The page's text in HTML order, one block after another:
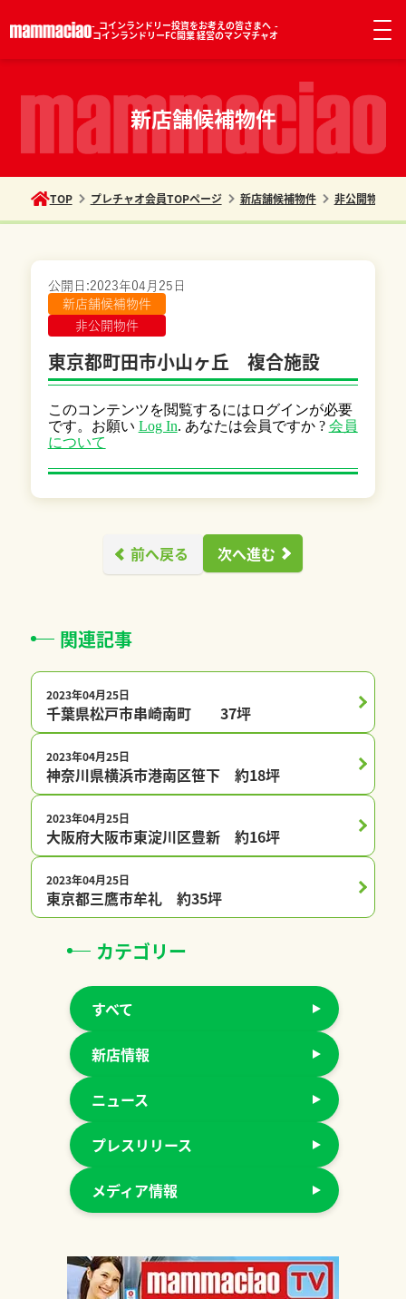
コインランドリー投資をお考えの皆さまへ
コインランドリーFC開業 経営のマンマチャオ
新店舗候補物件
TOP プレチャオ会員TOPページ 新店舗候補物件 非公開物件
公開日:2023年04月25日
新店舗候補物件
非公開物件
東京都町田市小山ヶ丘 複合施設
このコンテンツを閲覧するにはログインが必要
です。お願い Log In. あなたは会員ですか ? 会員
について
前へ戻る 次へ進む
関連記事
2023年04月25日
千葉県松戸市串崎南町 37坪
2023年04月25日
神奈川県横浜市港南区笹下 約18坪
2023年04月25日
大阪府大阪市東淀川区豊新 約16坪
2023年04月25日
東京都三鷹市牟礼 約35坪
カテゴリー
すべて
新店情報
ニュース
プレスリリース
メディア情報